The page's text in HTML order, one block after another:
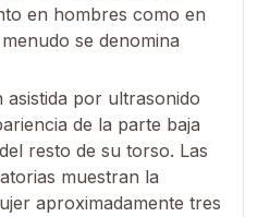
en hombres como en
se denomina
asistida por ultrasonido
de la parte baja
resto de su torso. Las
muestran la
aproximadamente tres